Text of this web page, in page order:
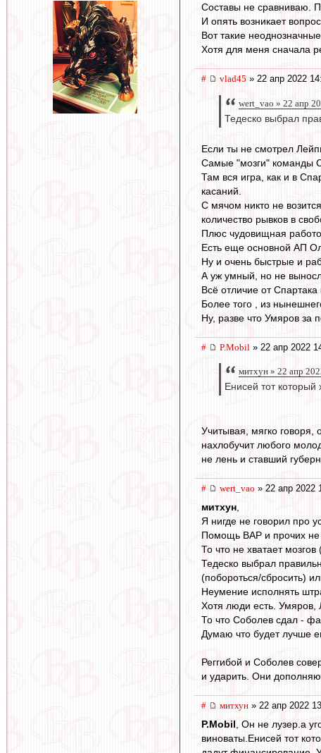
Составы не сравниваю.
И опять возникает
Вот такие
Хотя для меня сначала
# vlad45 » 22 апр 2022
wert_vao » 22 апр
Тедеско выбрал
Если ты не смотрел
Самые "мозги" команды
Там вся игра, как и в
касаний.
С мячом никто не
количество рывков в
Плюс чудовищная
Есть еще основной АП
Ну и очень быстрые и
А уж умный, но не
Всё отличие от
Более того , из
Ну, разве что Умяров за
# P.Mobil » 22 апр 2022
митхун » 22 апр
Енисей тот
Учитывая, мягко
нахлобучит любого
не лень и ставший
# wert_vao » 22 апр 2022
митхун
Я нигде не говорил про
Помощь ВАР и прочих не
То что не хватает
Тедеско выбрал
(побороться/сбросить)
Неумение исполнять
Хотя люди есть. Умяров,
То что Соболев сдал -
Думаю что будет лучше
Реггибой и Соболев
и ударить. Они
# митхун » 22 апр 2022
P.Mobil , Он не лузер.а
виноваты.Енисей тот